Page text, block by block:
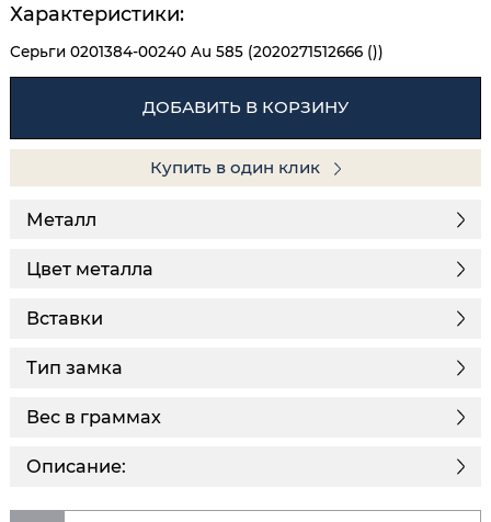
Характеристики:
Серьги 0201384-00240 Au 585 (2020271512666 ())
ДОБАВИТЬ В КОРЗИНУ
Купить в один клик
Металл
Цвет металла
Вставки
Тип замка
Описание:
Вес в граммах